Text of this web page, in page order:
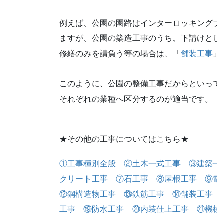
例えば、公園の園路はインターロッキン
ますが、公園の築造工事のうち、下請け
修繕のみを請負う等の場合は、「 舗装工事
このように、公園の整備工事だからとい
それぞれの業種へ区分するのが適当です。
★その他の工事についてはこちら★
①工事種別全般 ②土木一式工事 ③建築
クリート工事
⑦石工事 ⑧屋根工事 ⑨
⑫鋼構造物工事
⑬鉄筋工事 ⑭舗装工事
工事
⑲防水工事 ⑳内装仕上工事 ㉑機